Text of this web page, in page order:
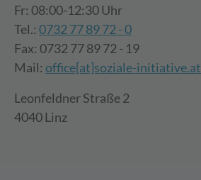
Fr: 08:00-12:30 Uhr
Tel.: 0732 77 89 72 - 0
Fax: 0732 77 89 72 - 19
Mail: office[at]soziale-initiative.at
Leonfeldner Straße 2
4040 Linz